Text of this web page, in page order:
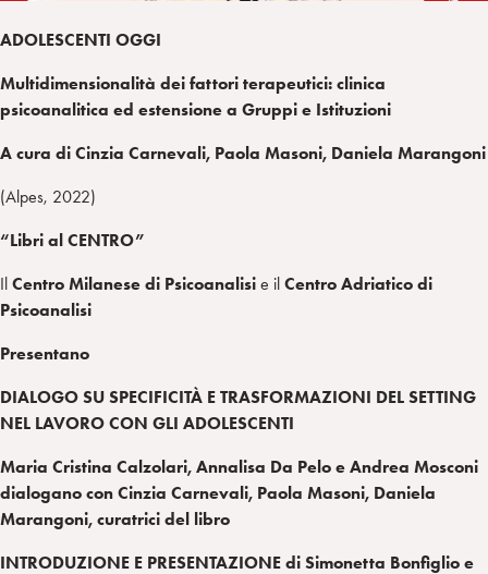
ADOLESCENTI OGGI
Multidimensionalità dei fattori terapeutici: clinica
psicoanalitica ed estensione a Gruppi e Istituzioni
A cura di Cinzia Carnevali, Paola Masoni, Daniela Marangoni
(Alpes, 2022)
“Libri al CENTRO”
Il Centro Milanese di Psicoanalisi e il Centro Adriatico di
Psicoanalisi
Presentano
DIALOGO SU SPECIFICITÀ E TRASFORMAZIONI DEL SETTING
NEL LAVORO CON GLI ADOLESCENTI
Maria Cristina Calzolari, Annalisa Da Pelo e Andrea Mosconi
dialogano con Cinzia Carnevali, Paola Masoni, Daniela
Marangoni, curatrici del libro
INTRODUZIONE E PRESENTAZIONE di Simonetta Bonfiglio e